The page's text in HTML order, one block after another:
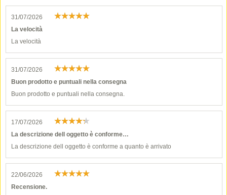
31/07/2026
La velocità
La velocità
31/07/2026
Buon prodotto e puntuali nella consegna
Buon prodotto e puntuali nella consegna.
17/07/2026
La descrizione dell oggetto è conforme…
La descrizione dell oggetto è conforme a quanto è arrivato
22/06/2026
Recensione.